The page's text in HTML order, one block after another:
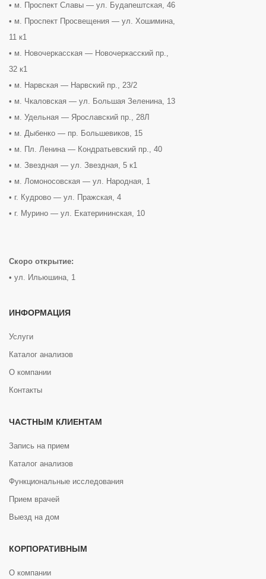
• м. Проспект Славы — ул. Будапештская, 46
• м. Проспект Просвещения — ул. Хошимина,
11 к1
• м. Новочеркасская — Новочеркасский пр.,
32 к1
• м. Нарвская — Нарвский пр., 23/2
• м. Чкаловская — ул. Большая Зеленина, 13
• м. Удельная — Ярославский пр., 28Л
• м. Дыбенко — пр. Большевиков, 15
• м. Пл. Ленина — Кондратьевский пр., 40
• м. Звездная — ул. Звездная, 5 к1
• м. Ломоносовская — ул. Народная, 1
• г. Кудрово — ул. Пражская, 4
• г. Мурино — ул. Екатерининская, 10
Скоро открытие:
• ул. Ильюшина, 1
ИНФОРМАЦИЯ
Услуги
Каталог анализов
О компании
Контакты
ЧАСТНЫМ КЛИЕНТАМ
Запись на прием
Каталог анализов
Функциональные исследования
Прием врачей
Выезд на дом
КОРПОРАТИВНЫМ
О компании